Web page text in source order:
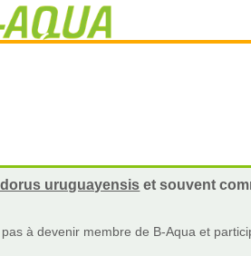
uruguayensis et souvent
à devenir membre de B-Aqua et